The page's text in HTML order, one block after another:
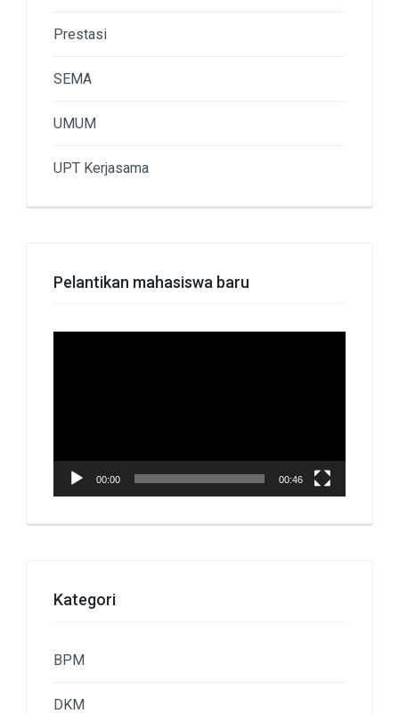
Prestasi
SEMA
UMUM
UPT Kerjasama
Pelantikan mahasiswa baru
00:00 00:46
Kategori
BPM
DKM